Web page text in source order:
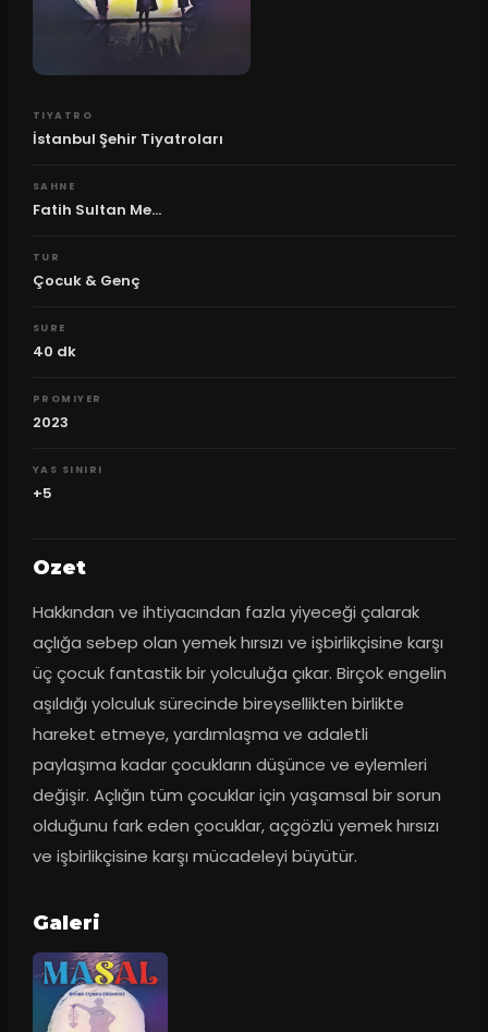
TIYATRO
İstanbul Şehir Tiyatroları
SAHNE
Fatih Sultan Me...
TUR
Çocuk & Genç
SURE
40 dk
PROMIYER
2023
YAS SINIRI
+5
Ozet
Hakkından ve ihtiyacından fazla yiyeceği çalarak
açlığa sebep olan yemek hırsızı ve işbirlikçisine karşı
üç çocuk fantastik bir yolculuğa çıkar. Birçok engelin
aşıldığı yolculuk sürecinde bireysellikten birlikte
hareket etmeye, yardımlaşma ve adaletli
paylaşıma kadar çocukların düşünce ve eylemleri
değişir. Açlığın tüm çocuklar için yaşamsal bir sorun
olduğunu fark eden çocuklar, açgözlü yemek hırsızı
ve işbirlikçisine karşı mücadeleyi büyütür.
Galeri